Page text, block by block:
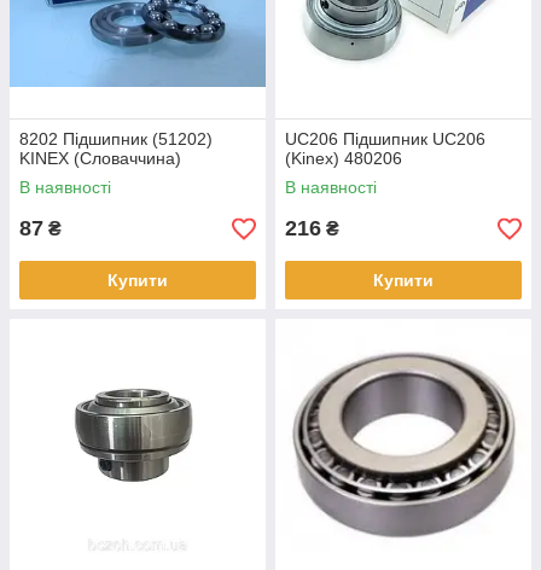
8202 Підшипник (51202)
KINEX (Словаччина)
В наявності
87 ₴
Купити
UC206 Підшипник UC206
(Kinex) 480206
В наявності
216 ₴
Купити